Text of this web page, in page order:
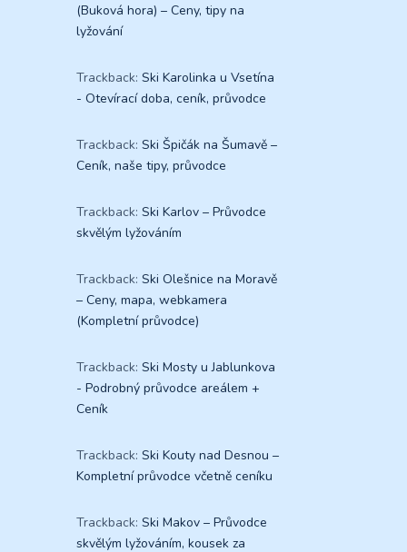
(Buková hora) – Ceny, tipy na
lyžování
Trackback: Ski Karolinka u Vsetína
- Otevírací doba, ceník, průvodce
Trackback: Ski Špičák na Šumavě –
Ceník, naše tipy, průvodce
Trackback: Ski Karlov – Průvodce
skvělým lyžováním
Trackback: Ski Olešnice na Moravě
– Ceny, mapa, webkamera
(Kompletní průvodce)
Trackback: Ski Mosty u Jablunkova
- Podrobný průvodce areálem +
Ceník
Trackback: Ski Kouty nad Desnou –
Kompletní průvodce včetně ceníku
Trackback: Ski Makov – Průvodce
skvělým lyžováním, kousek za